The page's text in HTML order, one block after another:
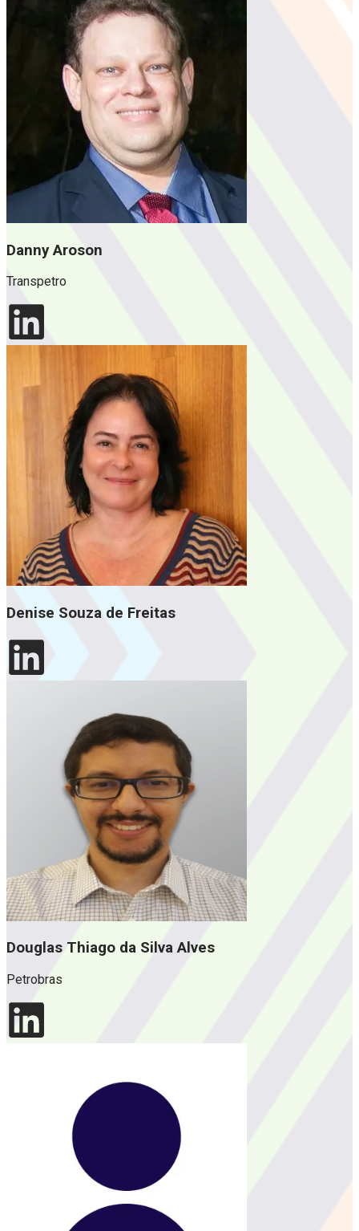
Danny Aroson
Transpetro
Denise Souza de Freitas
Douglas Thiago da Silva Alves
Petrobras